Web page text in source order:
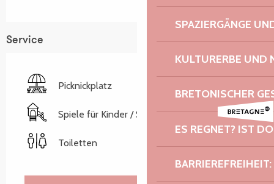
SPAZIERGÄNGE
KULTURERBE UND
BRETONISCHER
ES REGNET? IST
Service
Picknickplatz
Spiele für Kinder / Spielplatz
Toiletten